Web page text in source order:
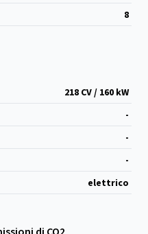
8
218 CV / 160 kW
-
-
-
elettrico
di CO2